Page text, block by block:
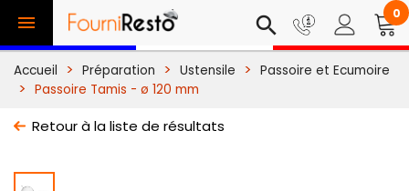
 search 0
Accueil Préparation Ustensile
Passoire et Ecumoire
Passoire Tamis - ø 120 mm
Retour à la liste de résultats